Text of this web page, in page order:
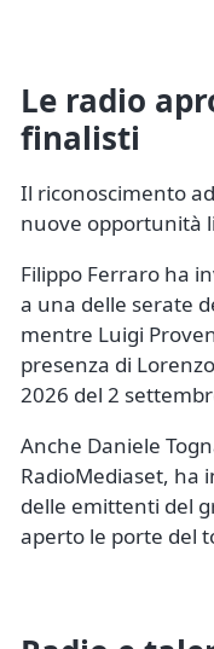
Le radio
finalisti
Il riconoscimento
nuove opportunità
Filippo Ferraro ha
a una delle serate
mentre Luigi
presenza di
2026 del 2
Anche Daniele
RadioMediaset, ha
delle emittenti del
aperto le porte del